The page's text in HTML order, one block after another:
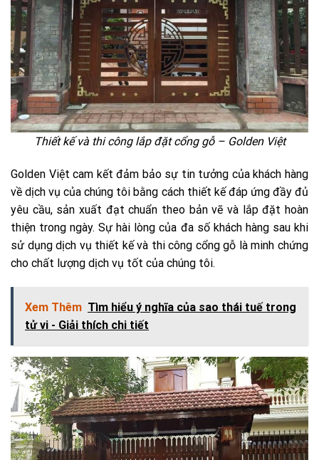
Thiết kế và thi công lắp đặt cổng gỗ – Golden Việt
Golden Việt cam kết đảm bảo sự tin tưởng của khách hàng
về dịch vụ của chúng tôi bằng cách thiết kế đáp ứng đầy đủ
yêu cầu, sản xuất đạt chuẩn theo bản vẽ và lắp đặt hoàn
thiện trong ngày. Sự hài lòng của đa số khách hàng sau khi
sử dụng dịch vụ thiết kế và thi công cổng gỗ là minh chứng
cho chất lượng dịch vụ tốt của chúng tôi.
Xem Thêm Tìm hiểu ý nghĩa của sao thái tuế trong
tử vi - Giải thích chi tiết